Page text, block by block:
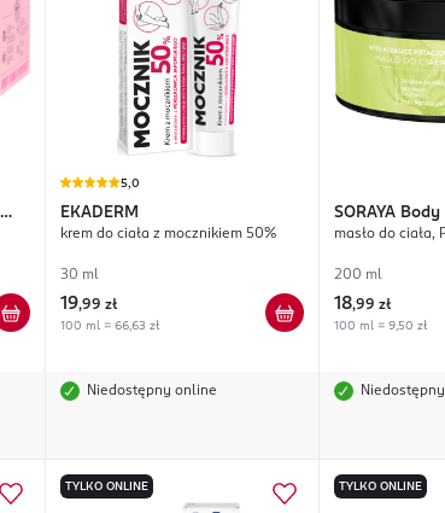
5,0
EKADERM
krem do ciała z mocznikiem 50%
30 ml
19,99 zł
100 ml = 66,63 zł
Niedostępny online
SORAYA Body
masło do ciała,
200 ml
18,99 zł
100 ml = 9,50 zł
TYLKO ONLINE TYLKO ONLINE